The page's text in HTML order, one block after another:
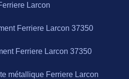
Larcon
Ferriere Larcon 37350
Ferriere Larcon 37350
métallique Ferriere Larcon